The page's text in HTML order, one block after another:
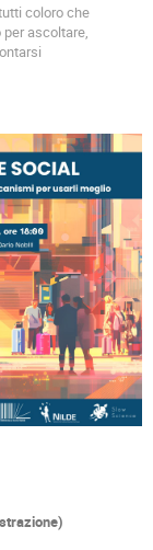
coloro che
ascoltare,